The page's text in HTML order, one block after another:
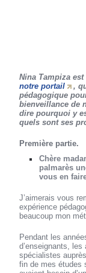
Nina Tampiza
notre portail
,
pédagogique
bienveillance de
dire pourquoi y
quels sont ses
Première partie.
Chère
palmarès
vous en
J’aimerais vous
expérience
beaucoup mon
Pendant les
d’enseignants,
spécialistes
fin de mes études